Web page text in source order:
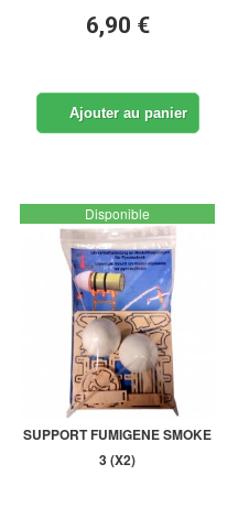
6,90 €
Ajouter au panier
Disponible
SUPPORT FUMIGENE SMOKE
3 (X2)